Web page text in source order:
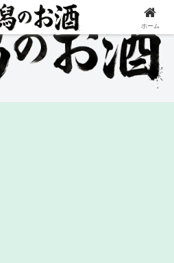
ホーム